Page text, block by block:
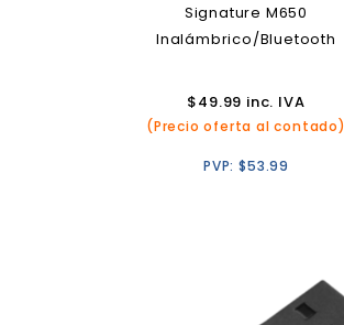
Signature M650
Inalámbrico/Bluetooth
$49.99 inc. IVA
(Precio oferta al contado)
PVP:$53.99